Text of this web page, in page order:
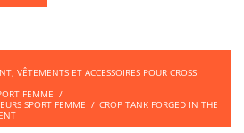
VÊTEMENTS ET ACCESSOIRES POUR CROSS
FEMME /
SPORT FEMME / CROP TANK FORGED IN THE